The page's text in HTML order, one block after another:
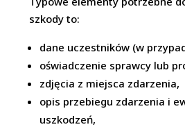
szkody to:
dane uczestników (w
oświadczenie sprawcy lub
zdjęcia z miejsca zdarzenia,
opis przebiegu zdarzenia i
uszkodzeń,